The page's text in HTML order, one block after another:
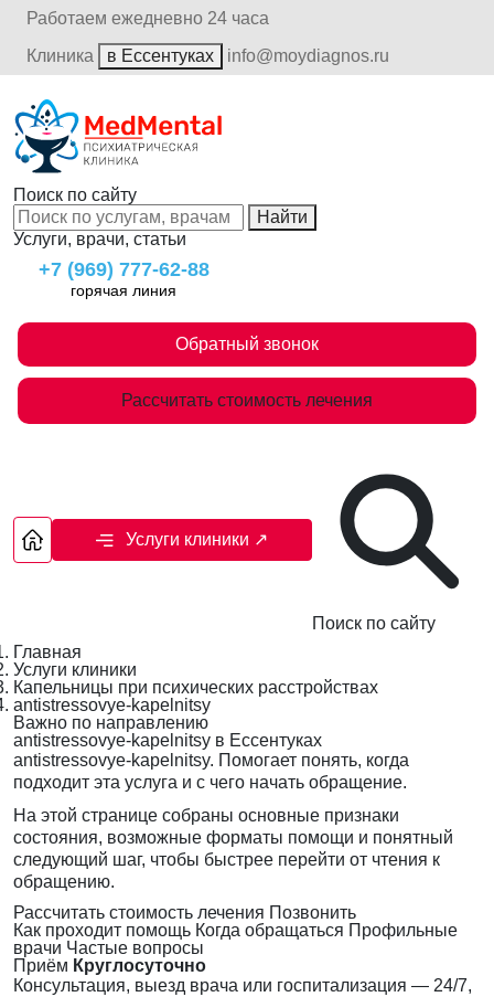
Работаем ежедневно 24 часа
Клиника
в Ессентуках info@moydiagnos.ru
Поиск по сайту
Найти
Услуги, врачи, статьи
+7 (969) 777-62-88
горячая линия
Обратный звонок
Рассчитать стоимость лечения
Услуги клиники ↗
Поиск по сайту
Главная
Услуги клиники
Капельницы при психических расстройствах
antistressovye-kapelnitsy
Важно по направлению
antistressovye-kapelnitsy в Ессентуках
antistressovye-kapelnitsy. Помогает понять, когда
подходит эта услуга и с чего начать обращение.
На этой странице собраны основные признаки
состояния, возможные форматы помощи и понятный
следующий шаг, чтобы быстрее перейти от чтения к
обращению.
Рассчитать стоимость лечения Позвонить
Как проходит помощь Когда обращаться Профильные
врачи Частые вопросы
Приём Круглосуточно
Консультация, выезд врача или госпитализация — 24/7,